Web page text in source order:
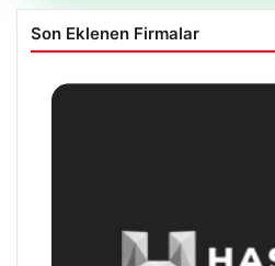
Son Eklenen Firmalar